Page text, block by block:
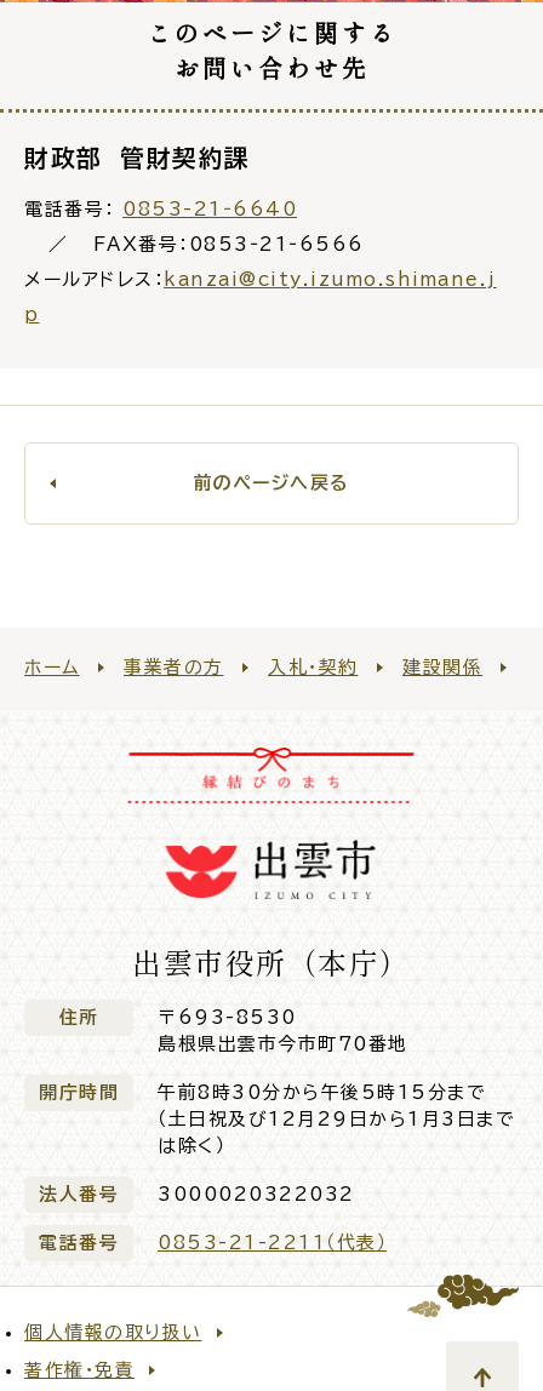
このページに関する
お問い合わせ先
財政部 管財契約課
電話番号： 0853-21‐6640
FAX番号：0853‐21‐6566
メールアドレス： kanzai@city.izumo.shimane.j
p
前のページへ戻る
ホーム 事業者の方 入札・契約 建設関係
出雲市役所（本庁）
住所
〒693-8530
島根県出雲市今市町70番地
開庁時間
午前8時30分から午後5時15分まで
（土日祝及び12月29日から1月3日まで
は除く）
法人番号 3000020322032
電話番号 0853-21-2211（代表）
個人情報の取り扱い
著作権・免責